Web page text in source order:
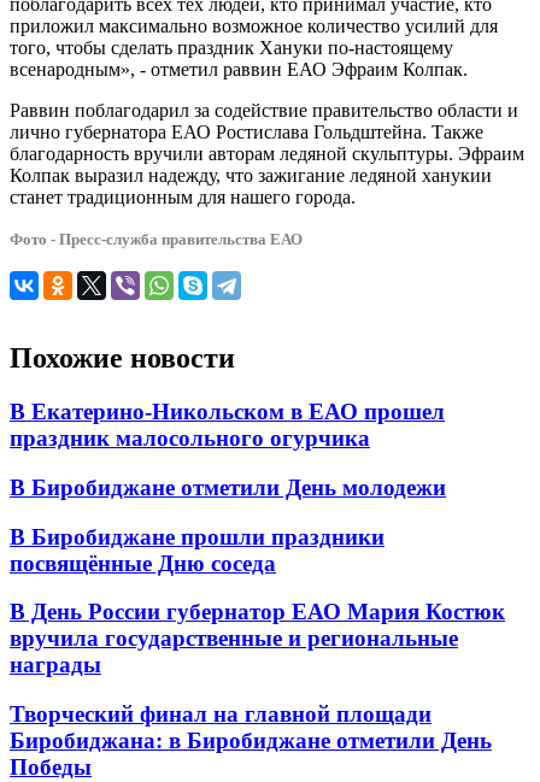
поблагодарить всех тех людей, кто принимал участие, кто
приложил максимально возможное количество усилий для
того, чтобы сделать праздник Хануки по-настоящему
всенародным», - отметил раввин ЕАО Эфраим Колпак.
Раввин поблагодарил за содействие правительство области и
лично губернатора ЕАО Ростислава Гольдштейна. Также
благодарность вручили авторам ледяной скульптуры. Эфраим
Колпак выразил надежду, что зажигание ледяной ханукии
станет традиционным для нашего города.
Фото - Пресс-служба правительства ЕАО
Похожие новости
В Екатерино-Никольском в ЕАО прошел
праздник малосольного огурчика
В Биробиджане отметили День молодежи
В Биробиджане прошли праздники
посвящённые Дню соседа
В День России губернатор ЕАО Мария Костюк
вручила государственные и региональные
награды
Творческий финал на главной площади
Биробиджана: в Биробиджане отметили День
Победы